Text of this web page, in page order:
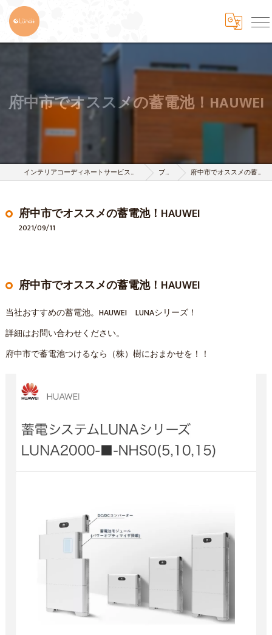
府中市でオススメの蓄電池！HAUWEI
インテリアコーディネートサービスは株式会社 樹-itsuki- ブログ 府中市でオススメの蓄電池！HAUWEI
府中市でオススメの蓄電池！HAUWEI
2021/09/11
府中市でオススメの蓄電池！HAUWEI
当社おすすめの蓄電池。HAUWEI LUNAシリーズ！
詳細はお問い合わせください。
府中市で蓄電池つけるなら（株）樹におまかせを！！